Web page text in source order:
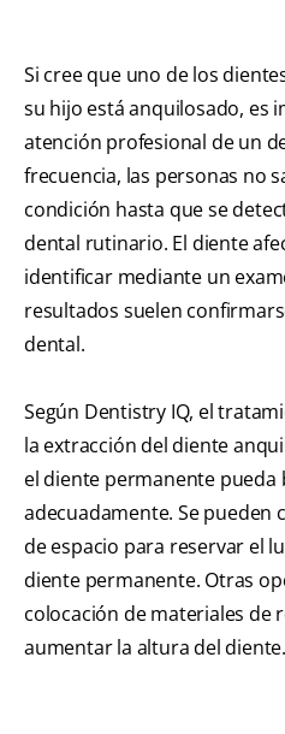
Si cree que uno de los
su hijo está anquilosado, es
atención profesional de un
frecuencia, las personas no
condición hasta que se
dental rutinario. El diente
identificar mediante un
resultados suelen
dental.
Según Dentistry IQ, el
la extracción del diente
el diente permanente pueda
adecuadamente. Se pueden
de espacio para reservar el
diente permanente. Otras
colocación de materiales de
aumentar la altura del diente.